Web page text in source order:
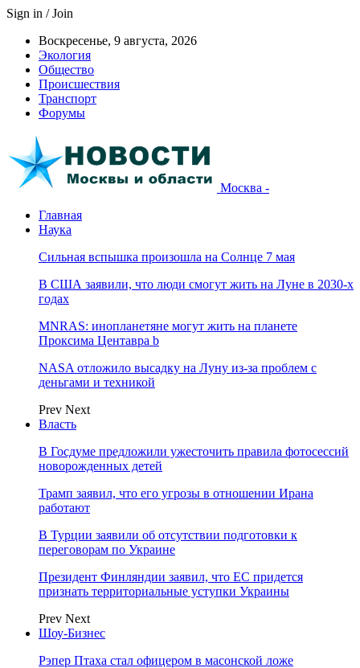
Sign in / Join
Воскресенье, 9 августа, 2026
Экология
Общество
Происшествия
Транспорт
Форумы
Москва -
Главная
Наука
Сильная вспышка произошла на Солнце 7 мая
В США заявили, что люди смогут жить на Луне в 2030-х
годах
MNRAS: инопланетяне могут жить на планете
Проксима Центавра b
NASA отложило высадку на Луну из-за проблем с
деньгами и техникой
Prev Next
Власть
В Госдуме предложили ужесточить правила фотосессий
новорожденных детей
Трамп заявил, что его угрозы в отношении Ирана
работают
В Турции заявили об отсутствии подготовки к
переговорам по Украине
Президент Финляндии заявил, что ЕС придется
признать территориальные уступки Украины
Prev Next
Шоу-Бизнес
Рэпер Птаха стал офицером в масонской ложе